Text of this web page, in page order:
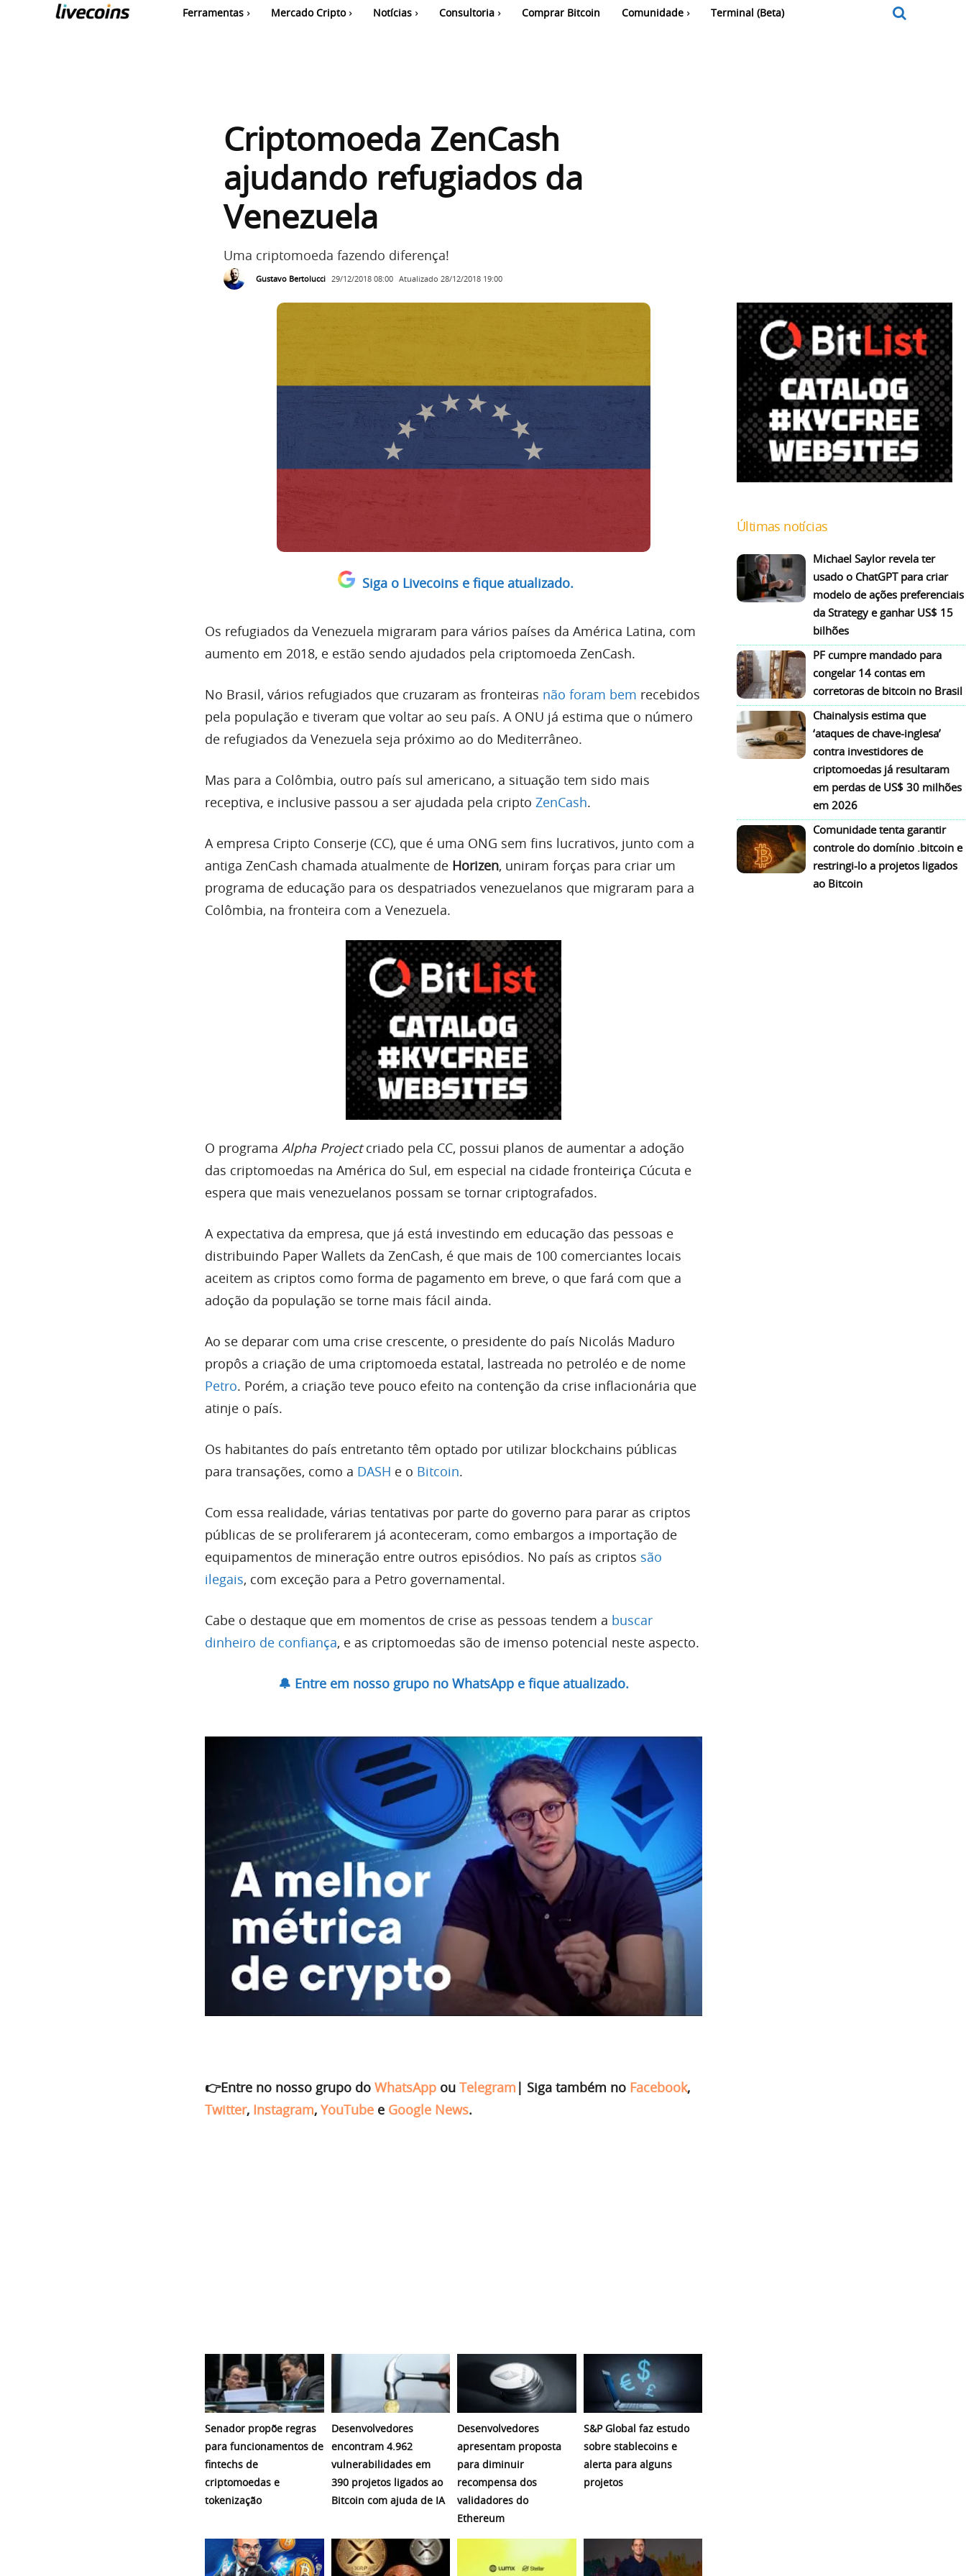
Ferramentas Mercado Cripto Notícias Consultoria Comprar Bitcoin Comunidade Terminal (Beta)
Criptomoeda ZenCash
ajudando refugiados da
Venezuela
Uma criptomoeda fazendo diferença!
Gustavo Bertolucci 29/12/2018 08:00 Atualizado 28/12/2018 19:00
Siga o Livecoins e fique atualizado.
Os refugiados da Venezuela migraram para vários países da América Latina, com
aumento em 2018, e estão sendo ajudados pela criptomoeda ZenCash.
No Brasil, vários refugiados que cruzaram as fronteiras não foram bem recebidos
pela população e tiveram que voltar ao seu país. A ONU já estima que o número
de refugiados da Venezuela seja próximo ao do Mediterrâneo.
Mas para a Colômbia, outro país sul americano, a situação tem sido mais
receptiva, e inclusive passou a ser ajudada pela cripto ZenCash.
A empresa Cripto Conserje (CC), que é uma ONG sem fins lucrativos, junto com a
antiga ZenCash chamada atualmente de Horizen, uniram forças para criar um
programa de educação para os despatriados venezuelanos que migraram para a
Colômbia, na fronteira com a Venezuela.
O programa Alpha Projectcriado pela CC, possui planos de aumentar a adoção
das criptomoedas na América do Sul, em especial na cidade fronteiriça Cúcuta e
espera que mais venezuelanos possam se tornar criptografados.
A expectativa da empresa, que já está investindo em educação das pessoas e
distribuindo Paper Wallets da ZenCash, é que mais de 100 comerciantes locais
aceitem as criptos como forma de pagamento em breve, o que fará com que a
adoção da população se torne mais fácil ainda.
Ao se deparar com uma crise crescente, o presidente do país Nicolás Maduro
propôs a criação de uma criptomoeda estatal, lastreada no petroléo e de nome
Petro. Porém, a criação teve pouco efeito na contenção da crise inflacionária que
atinje o país.
Os habitantes do país entretanto têm optado por utilizar blockchains públicas
para transações, como a DASH e o Bitcoin.
Com essa realidade, várias tentativas por parte do governo para parar as criptos
públicas de se proliferarem já aconteceram, como embargos a importação de
equipamentos de mineração entre outros episódios. No país as criptos são
ilegais, com exceção para a Petro governamental.
Cabe o destaque que em momentos de crise as pessoas tendem a buscar
dinheiro de confiança, e as criptomoedas são de imenso potencial neste aspecto.
🔔 Entre em nosso grupo no WhatsApp e fique atualizado.
👉Entre no nosso grupo do WhatsApp ou Telegram | Siga também no Facebook,
Twitter, Instagram, YouTube e Google News.
Senador propõe regras
para funcionamentos de
fintechs de
criptomoedas e
tokenização
Desenvolvedores
encontram 4.962
vulnerabilidades em
390 projetos ligados ao
Bitcoin com ajuda de IA
Desenvolvedores
apresentam proposta
para diminuir
recompensa dos
validadores do
Ethereum
S&P Global faz estudo
sobre stablecoins e
alerta para alguns
projetos
Últimas notícias
Michael Saylor revela ter
usado o ChatGPT para criar
modelo de ações preferenciais
da Strategy e ganhar US$ 15
bilhões
PF cumpre mandado para
congelar 14 contas em
corretoras de bitcoin no Brasil
Chainalysis estima que
‘ataques de chave-inglesa’
contra investidores de
criptomoedas já resultaram
em perdas de US$ 30 milhões
em 2026
Comunidade tenta garantir
controle do domínio .bitcoin e
restringi-lo a projetos ligados
ao Bitcoin